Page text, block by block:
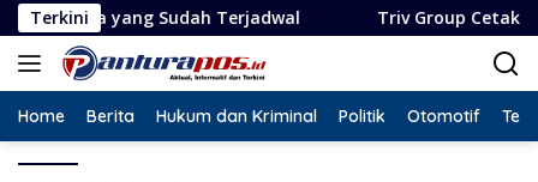
Langsung
ke
konten
Terkini
yang Sudah Terjadwal Triv Group Cetak Rekor Lima
Home Berita Hukum dan Kriminal Politik Otomotif